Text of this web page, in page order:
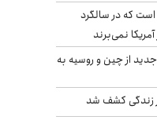
که در سالگرد
نمی‌برند
از چین و روسیه به
زندگی کشف شد